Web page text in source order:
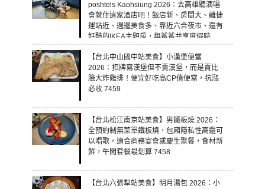
poshtels Kaohsiung 2026：去高雄聽演唱
會就住這家酒店吧！飯店新、房間大、離捷
運站近、週邊美食多、靠近六合夜市、還有
好酷的IKEA主題房，與鯊鯊共享度假時
光！ 7460
【台北中山國中站美食】小漢堡便當
2026：招牌寫漢堡但不賣漢堡，而是賣比
臉大炸雞排！便宜好吃高CP值便當，抗漲
必收 7459
【台北松江南京站美食】男鐵板燒 2026：
全預約制無菜單鐵板燒，包廂隱私性高還可
以唱歌，適合商務宴會或慶生聚餐，食材新
鮮，午間套餐最划算 7458
【台北六張犁站美食】明月湯包 2026：小